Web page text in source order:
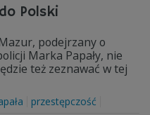
Polski
podejrzany o
Marka Papały, nie
też zeznawać w tej
przestępczość